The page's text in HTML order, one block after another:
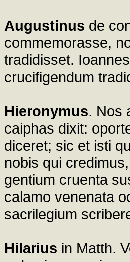
Augustinus de
commemorasse,
tradidisset.
crucifigendum
Hieronymus. Nos
caiphas dixit:
diceret; sic et isti
nobis qui
gentium cruenta
calamo venenata
sacrilegium
Hilarius in Matth.